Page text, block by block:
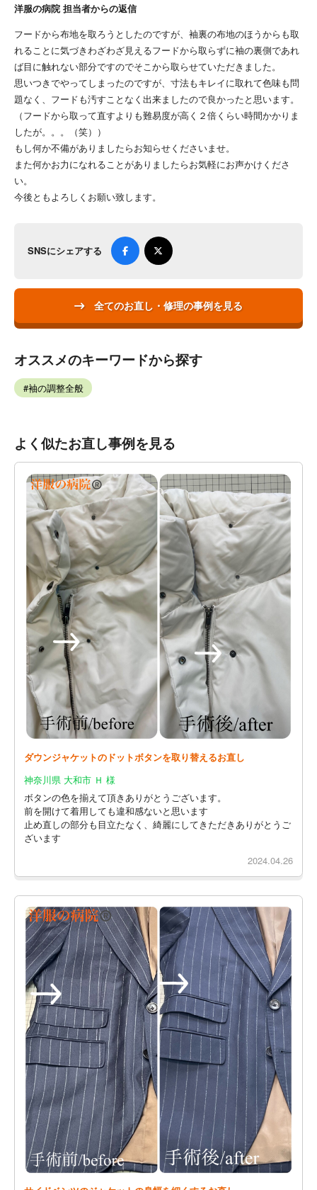
洋服の病院 担当者からの返信
フードから布地を取ろうとしたのですが、袖裏の布地のほうからも取
れることに気づきわざわざ見えるフードから取らずに袖の裏側であれ
ば目に触れない部分ですのでそこから取らせていただきました。
思いつきでやってしまったのですが、寸法もキレイに取れて色味も問
題なく、フードも汚すことなく出来ましたので良かったと思います。
（フードから取って直すよりも難易度が高く２倍くらい時間かかりま
したが。。。（笑））
もし何か不備がありましたらお知らせくださいませ。
また何かお力になれることがありましたらお気軽にお声かけくださ
い。
今後ともよろしくお願い致します。
SNSにシェアする
全てのお直し・修理の事例を見る
オススメのキーワードから探す
袖の調整全般
よく似たお直し事例を見る
ダウンジャケットのドットボタンを取り替えるお直し
神奈川県 大和市 Ｈ 様
ボタンの色を揃えて頂きありがとうございます。
前を開けて着用しても違和感ないと思います
止め直しの部分も目立たなく、綺麗にしてきただきありがとうご
ざいます
2024.04.26